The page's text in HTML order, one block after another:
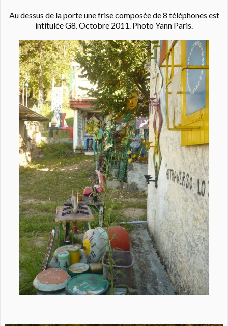
Au dessus de la porte une frise composée de 8 téléphones est
intitulée G8. Octobre 2011. Photo Yann Paris.